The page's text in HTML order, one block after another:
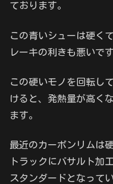
ております。
この青いシューは硬く
レーキの利きも悪いです
この硬いモノを回転し
けると、発熱量が高く
ます。
最近のカーボンリムは
トラックにバサルト加
スタンダードとなって